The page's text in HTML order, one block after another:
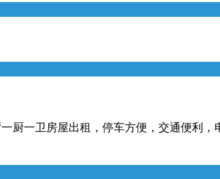
厨一卫房屋出租，停车方便，交通便利